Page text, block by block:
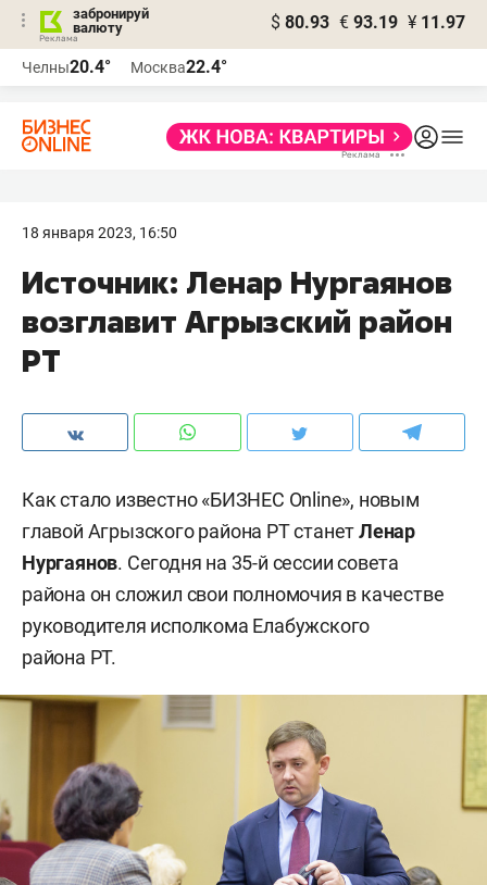
забронируй
валюту
$ 80.93 € 93.19 ¥ 11.97
Челны20.4° Москва22.4°
18 января 2023, 16:50
Источник: Ленар Нургаянов
возглавит Агрызский район
РТ
Как стало известно «БИЗНЕС Online», новым
главой Агрызского района РТ станетЛенар
Нургаянов. Сегодня на 35-й сессии совета
района он сложил свои полномочия в качестве
руководителя исполкома Елабужского
района РТ.